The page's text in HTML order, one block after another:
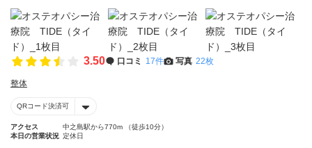
3.50 口コミ 17件 写真 22枚
整体
QRコード決済可
アクセス
中之島駅から770m （徒歩10分）
本日の営業状況 定休日